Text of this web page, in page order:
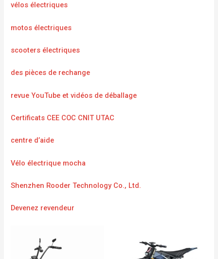
vélos électriques
motos électriques
scooters électriques
des pièces de rechange
revue YouTube et vidéos de déballage
Certificats CEE COC CNIT UTAC
centre d’aide
Vélo électrique mocha
Shenzhen Rooder Technology Co., Ltd.
Devenez revendeur